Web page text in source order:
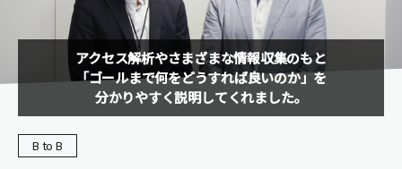
アクセス解析やさまざまな情報収集のもと
「ゴールまで何をどうすれば良いのか」を
分かりやすく説明してくれました。
B to B